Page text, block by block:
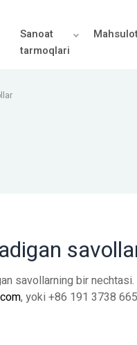
Sanoat
tarmoqlari
savollarning bir
, yoki +86 191 3738